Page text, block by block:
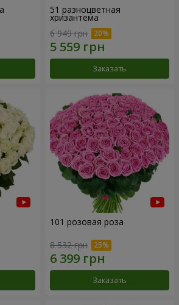
51 разноцветная
хризантема
6 949 грн
Заказать
101 розовая роза
8 532 грн
Заказать